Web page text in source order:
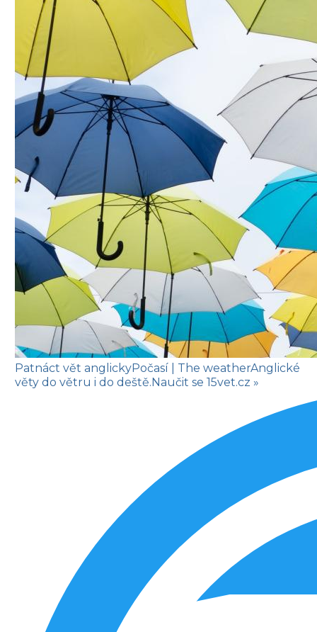
Patnáct vět anglickyPočasí | The weatherAnglické
věty do větru i do deště.Naučit se 15vet.cz »